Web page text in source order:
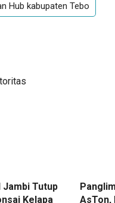
Hub kabupaten Tebo
Jambi Tutup
Kelapa
AsTon,